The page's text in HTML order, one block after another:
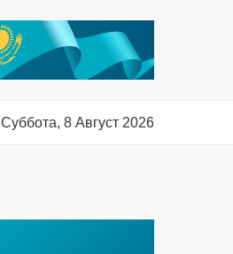
Суббота, 8 Август 2026